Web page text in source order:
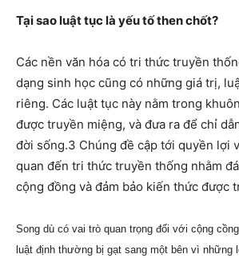
Tại sao luật tục là yếu tố then chốt?
Các nền văn hóa có tri thức truyền
dạng sinh học cũng có những giá trị,
riêng. Các luật tục này nằm trong
được truyền miệng, và đưa ra để chỉ
đời sống.3 Chúng đề cập tới quyền lợi
quan đến tri thức truyền thống nhằm
cộng đồng và đảm bảo kiến thức được
Song dù có vai trò quan trọng đối với cộng
luật định thường bị gạt sang một bên vì những